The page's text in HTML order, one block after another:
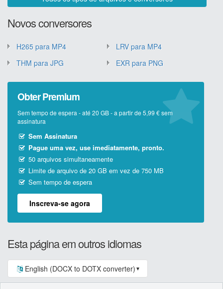
Novos conversores
H265 para MP4
LRV para MP4
THM para JPG
EXR para PNG
Obter Premium
Sem tempo de espera - até 20 GB - a partir de 5,99 € sem
assinatura
Sem Assinatura
Pague uma vez, use imediatamente, pronto.
50 arquivos simultaneamente
Limite de arquivo de 20 GB em vez de 750 MB
Sem tempo de espera
Inscreva-se agora
Esta página em outros idiomas
English (DOCX to DOTX converter) ▼